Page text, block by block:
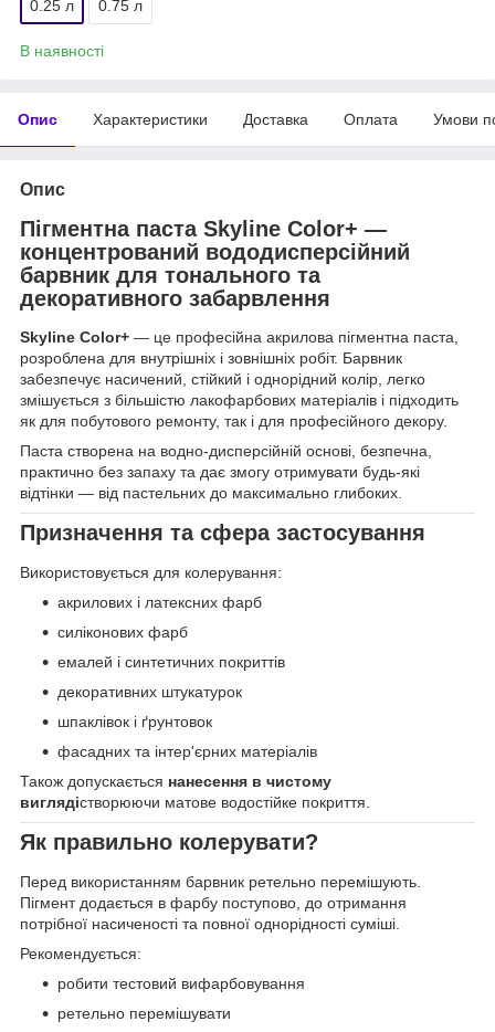
0.25 л 0.75 л
В наявності
Опис Характеристики Доставка Оплата Умови
Опис
Пігментна паста Skyline Color+ —
концентрований вододисперсійний
барвник для тонального та
декоративного забарвлення
Skyline Color+ — це професійна акрилова пігментна паста,
розроблена для внутрішніх і зовнішніх робіт. Барвник
забезпечує насичений, стійкий і однорідний колір, легко
змішується з більшістю лакофарбових матеріалів і підходить
як для побутового ремонту, так і для професійного декору.
Паста створена на водно-дисперсійній основі, безпечна,
практично без запаху та дає змогу отримувати будь-які
відтінки — від пастельних до максимально глибоких.
Призначення та сфера застосування
Використовується для колерування:
акрилових і латексних фарб
силіконових фарб
емалей і синтетичних покриттів
декоративних штукатурок
шпаклівок і ґрунтовок
фасадних та інтер'єрних матеріалів
Також допускається нанесення в чистому
виглядістворюючи матове водостійке покриття.
Як правильно колерувати?
Перед використанням барвник ретельно перемішують.
Пігмент додається в фарбу поступово, до отримання
потрібної насиченості та повної однорідності суміші.
Рекомендується:
робити тестовий вифарбовування
ретельно перемішувати